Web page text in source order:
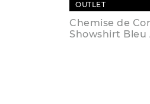
OUTLET
Chemise de
Showshirt